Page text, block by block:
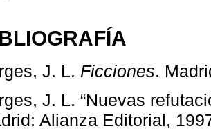
J. L. Ficciones.
J. L. “Nuevas
Alianza Editorial,